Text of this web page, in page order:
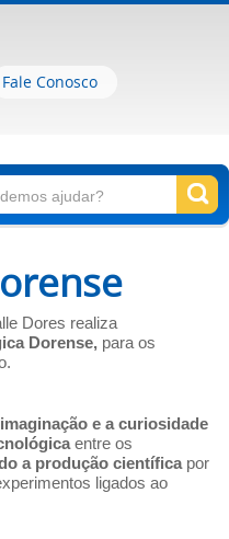
Fale Conosco
Dores realiza
Dorense, para os
e a curiosidade
entre os
a produção científica por
ligados ao